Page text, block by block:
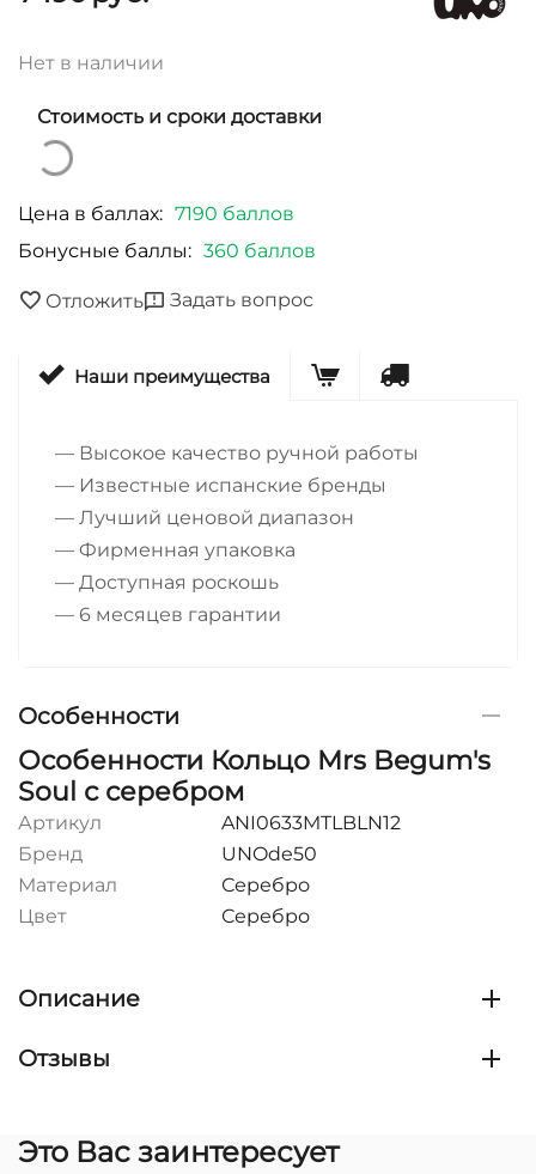
Нет в наличии
Стоимость и сроки доставки
Цена в баллах: 7190 баллов
Бонусные баллы: 360 баллов
Отложить Задать вопрос
Наши преимущества
— Высокое качество ручной работы
— Известные испанские бренды
— Лучший ценовой диапазон
— Фирменная упаковка
— Доступная роскошь
— 6 месяцев гарантии
Особенности
Особенности Кольцо Mrs Begum's
Soul с серебром
Артикул
ANI0633MTLBLN12
Бренд
UNOde50
Материал
Серебро
Цвет
Серебро
Описание
Отзывы
Это Вас заинтересует